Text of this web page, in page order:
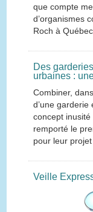
que compte
d’organismes
Roch à Québec.
Des
urbaines :
Combiner,
d’une garderie
concept inusité
remporté le
pour leur projet
Veille